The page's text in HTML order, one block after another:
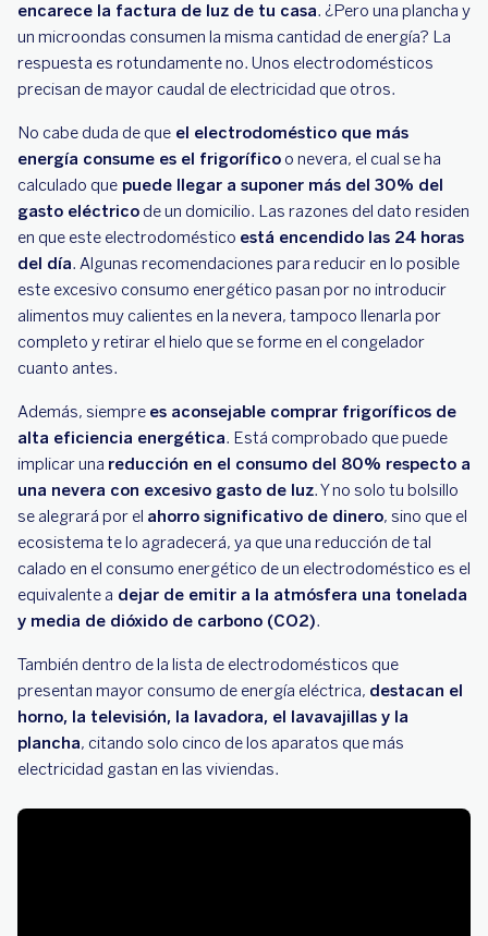
encarece la factura de luz de tu casa. ¿Pero una plancha y
un microondas consumen la misma cantidad de energía? La
respuesta es rotundamente no. Unos electrodomésticos
precisan de mayor caudal de electricidad que otros.
No cabe duda de que el electrodoméstico que más
energía consume es el frigorífico o nevera, el cual se ha
calculado que puede llegar a suponer más del 30% del
gasto eléctrico de un domicilio. Las razones del dato residen
en que este electrodoméstico está encendido las 24 horas
del día. Algunas recomendaciones para reducir en lo posible
este excesivo consumo energético pasan por no introducir
alimentos muy calientes en la nevera, tampoco llenarla por
completo y retirar el hielo que se forme en el congelador
cuanto antes.
Además, siempre es aconsejable comprar frigoríficos de
alta eficiencia energética. Está comprobado que puede
implicar una reducción en el consumo del 80% respecto a
una nevera con excesivo gasto de luz. Y no solo tu bolsillo
se alegrará por el ahorro significativo de dinero, sino que el
ecosistema te lo agradecerá, ya que una reducción de tal
calado en el consumo energético de un electrodoméstico es el
equivalente a dejar de emitir a la atmósfera una tonelada
y media de dióxido de carbono (CO2).
También dentro de la lista de electrodomésticos que
presentan mayor consumo de energía eléctrica, destacan el
horno, la televisión, la lavadora, el lavavajillas y la
plancha, citando solo cinco de los aparatos que más
electricidad gastan en las viviendas.